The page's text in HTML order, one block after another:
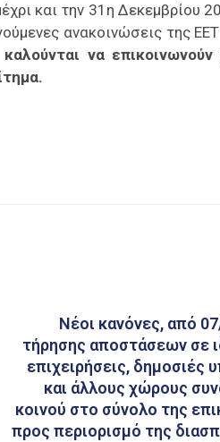
και την 31η Δεκεμβρίου
ανακοινώσεις της
να
Νέοι κανόνες, από
τήρησης αποστάσεων σε
επιχειρήσεις, δημοσιές
και άλλους χώρους
κοινού στο σύνολο της
προς περιορισμό της